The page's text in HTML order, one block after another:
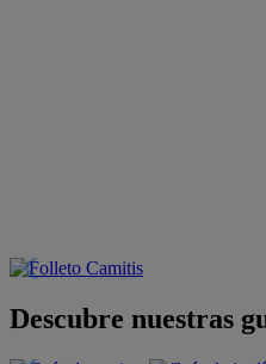
Descubre nuestras